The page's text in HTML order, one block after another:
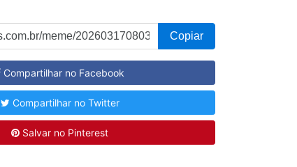
Copiar
Compartilhar no Facebook
Compartilhar no Twitter
Salvar no Pinterest